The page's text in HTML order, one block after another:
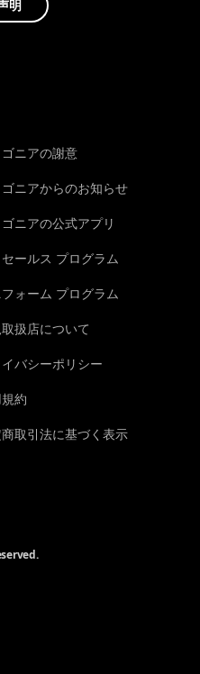
明
ニアの謝意
ニアからのお知らせ
ニアの公式アプリ
ールス プログラム
ォーム プログラム
扱店について
バシーポリシー
約
取引法に基づく表示